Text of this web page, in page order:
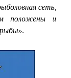
сеть,
положены и
.